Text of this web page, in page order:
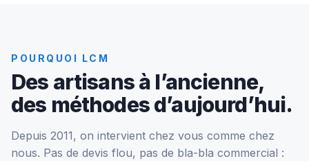
POURQUOI LCM
Des artisans à l’ancienne,
des méthodes d’aujourd’hui.
Depuis 2011, on intervient chez vous comme chez
nous. Pas de devis flou, pas de bla-bla commercial :